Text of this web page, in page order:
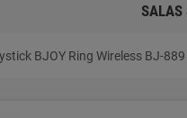
SALAS
BJOY Ring Wireless BJ-889